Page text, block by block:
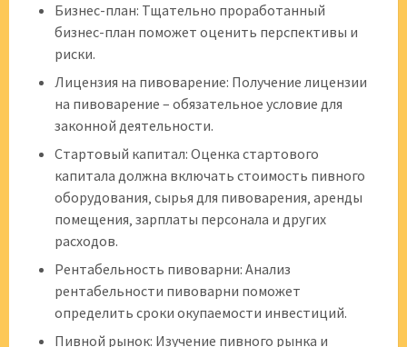
Бизнес-план: Тщательно проработанный
бизнес-план поможет оценить перспективы и
риски.
Лицензия на пивоварение: Получение лицензии
на пивоварение – обязательное условие для
законной деятельности.
Стартовый капитал: Оценка стартового
капитала должна включать стоимость пивного
оборудования‚ сырья для пивоварения‚ аренды
помещения‚ зарплаты персонала и других
расходов.
Рентабельность пивоварни: Анализ
рентабельности пивоварни поможет
определить сроки окупаемости инвестиций.
Пивной рынок: Изучение пивного рынка и